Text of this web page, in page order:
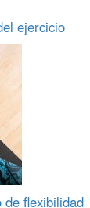
ejercicio
de flexibilidad